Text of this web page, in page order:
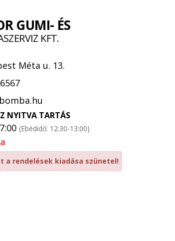
GUMI- ÉS
KFT.
Méta u. 13.
NYITVA TARTÁS
(Ebédidő: 12:30-13:00)
a rendelések kiadása szünetel!